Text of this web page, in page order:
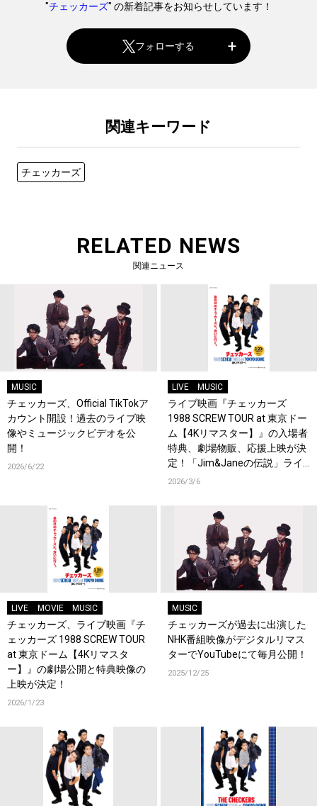
"チェッカーズ" の新着記事をお知らせしています！
フォローする
関連キーワード
チェッカーズ
RELATED NEWS
関連ニュース
MUSIC
チェッカーズ、Official TikTokア
カウント開設！過去のライブ映
像やミュージックビデオを公
開！
2026/6/22
LIVE MUSIC
ライブ映画『チェッカーズ
1988 SCREW TOUR at 東京ドー
ム【4Kリマスター】』の入場者
特典、劇場物販、応援上映が決
定！「Jim&Janeの伝説」ライ
ブ映像が公開！
2026/3/6
LIVE MOVIE MUSIC
チェッカーズ、ライブ映画『チ
ェッカーズ 1988 SCREW TOUR
at 東京ドーム【4Kリマスタ
ー】』の劇場公開と特典映像の
上映が決定！
2026/1/23
MUSIC
チェッカーズが過去に出演した
NHK番組映像がデジタルリマス
ターでYouTubeにて毎月公開！
2025/12/25